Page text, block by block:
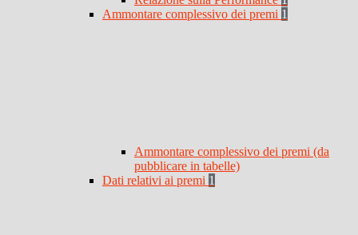
Ammontare complessivo dei premi 1
Ammontare complessivo dei premi (da
pubblicare in tabelle)
Dati relativi ai premi 1